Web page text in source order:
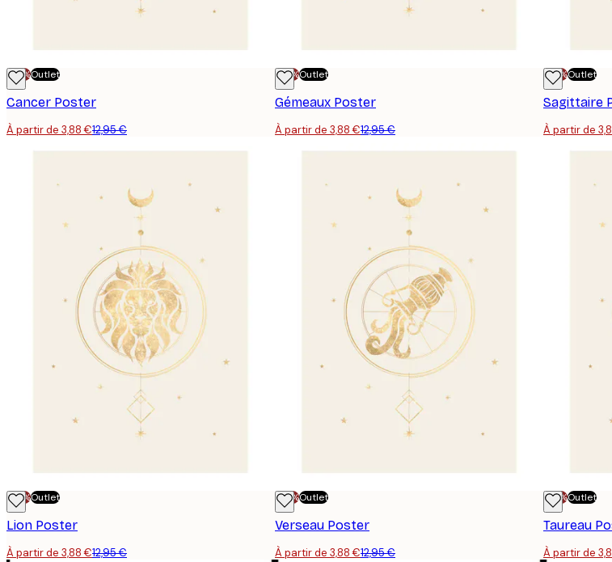
-70%Outlet
Cancer Poster
À partir de 3,88 €12,95 €
-70%Outlet
Gémeaux Poster
À partir de 3,88 €12,95 €
-70%Outlet
Sagittaire
À partir de
-70%Outlet
Lion Poster
À partir de 3,88 €12,95 €
-70%Outlet
Verseau Poster
À partir de 3,88 €12,95 €
-70%Outlet
Taureau
À partir de